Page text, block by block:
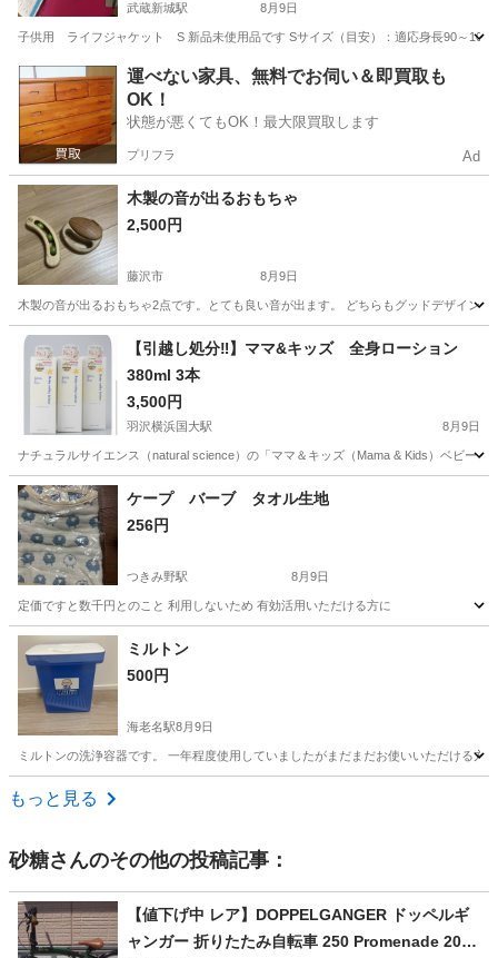
武蔵新城駅 8月9日
子供用 ライフジャケット S 新品未使用品です Sサイズ（目安）：適応身長90～
神奈川 川崎市 武蔵新城駅 キッズ用品
運べない家具、無料でお伺い＆即買取も
OK！
状態が悪くてもOK！最大限買取します
プリフラ Ad
木製の音が出るおもちゃ
2,500円
藤沢市 8月9日
木製の音が出るおもちゃ2点です。とても良い音が出ます。 どちらもグッドデザイン
神奈川 藤沢市 ベビー用品
【引越し処分‼️】ママ&キッズ 全身ローション
380ml 3本
3,500円
羽沢横浜国大駅 8月9日
ナチュラルサイエンス（natural science）の「ママ＆キッズ（Mama & Kids）ベビー
神奈川 横浜市 羽沢横浜国大駅 ベビー用品
ケープ バーブ タオル生地
256円
つきみ野駅 8月9日
定価ですと数千円とのこと 利用しないため 有効活用いただける方に
神奈川 大和市 つきみ野駅
ミルトン
500円
海老名駅8月9日
ミルトンの洗浄容器です。 一年程度使用していましたがまだまだお使いいただけ
神奈川 海老名市
もっと見る
砂糖さんのその他の投稿記事：
【値下げ中 レア】DOPPELGANGER ドッペルギ
ャンガー 折りたたみ自転車 250 Promenade 20イ